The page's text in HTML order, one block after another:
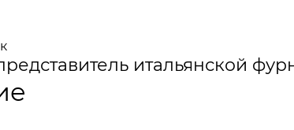
итальянской